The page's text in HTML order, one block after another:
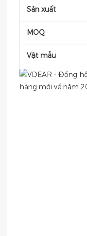
Sản xuất
MOQ
Vật mẫu